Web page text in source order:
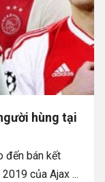
hùng tại
đến bán kết
của Ajax ...